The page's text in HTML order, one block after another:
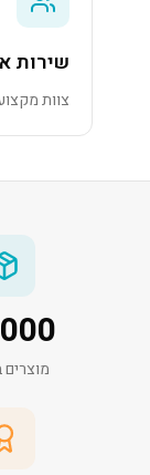
שירות
צוות
מוצרים